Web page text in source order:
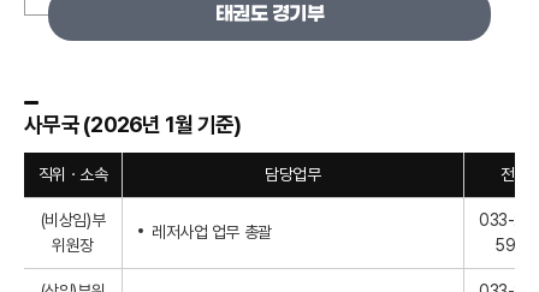
태권도 경기부
사무국 (2026년 1월 기준)
직위ㆍ소속 담당업무 전화
(비상임)부
위원장
레저사업 업무 총괄
033-
5992